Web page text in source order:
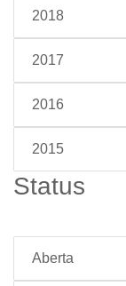
2018
2017
2016
2015
Status
Aberta